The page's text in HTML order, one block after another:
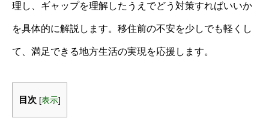
理し、ギャップを理解したうえでどう対策すればいいか
を具体的に解説します。移住前の不安を少しでも軽くし
て、満足できる地方生活の実現を応援します。
目次 [表示]